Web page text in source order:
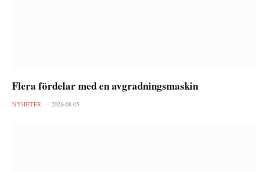
Flera fördelar med en avgradningsmaskin
NYHETER 2026-08-05